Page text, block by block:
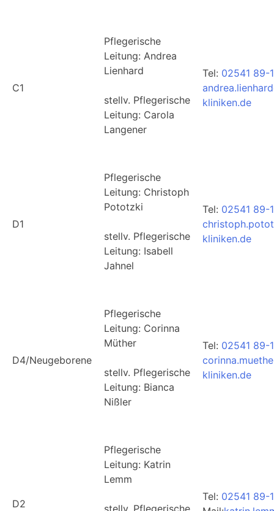
C1
Pflegerische
Leitung: Andrea
Lienhard
stellv. Pflegerische
Leitung: Carola
Langener
Tel: 02541 89-
kliniken.de
D1
Pflegerische
Leitung: Christoph
Pototzki
stellv. Pflegerische
Leitung: Isabell
Jahnel
Tel: 02541 89-
kliniken.de
D4/Neugeborene
Pflegerische
Leitung: Corinna
Müther
stellv. Pflegerische
Leitung: Bianca
Nißler
Tel: 02541 89-
kliniken.de
D2
Pflegerische
Leitung: Katrin
Lemm
stellv. Pflegerische
Tel: 02541 89-